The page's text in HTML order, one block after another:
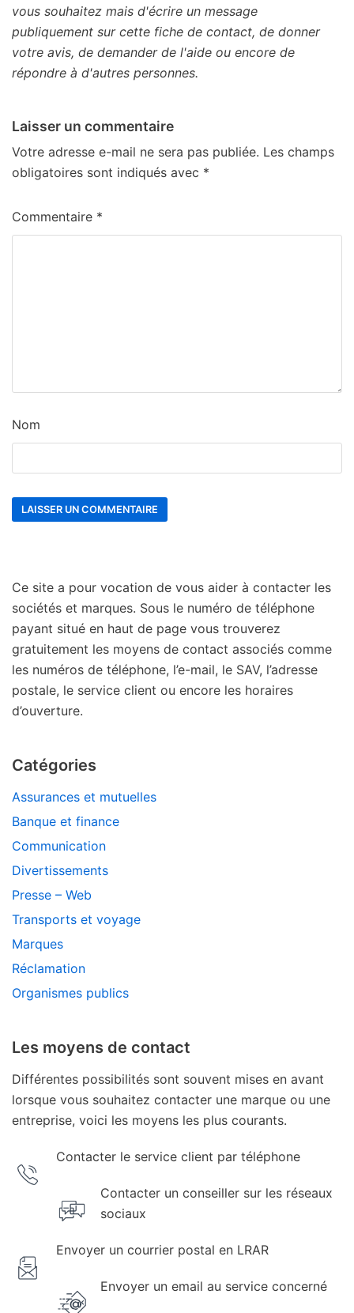
vous souhaitez mais d'écrire un message
publiquement sur cette fiche de contact, de donner
votre avis, de demander de l'aide ou encore de
répondre à d'autres personnes.
Laisser un commentaire
Votre adresse e-mail ne sera pas publiée. Les champs
obligatoires sont indiqués avec *
Commentaire *
Nom
Ce site a pour vocation de vous aider à contacter les
sociétés et marques. Sous le numéro de téléphone
payant situé en haut de page vous trouverez
gratuitement les moyens de contact associés comme
les numéros de téléphone, l’e-mail, le SAV, l’adresse
postale, le service client ou encore les horaires
d’ouverture.
Catégories
Assurances et mutuelles
Banque et finance
Communication
Divertissements
Presse – Web
Transports et voyage
Marques
Réclamation
Organismes publics
Les moyens de contact
Différentes possibilités sont souvent mises en avant
lorsque vous souhaitez contacter une marque ou une
entreprise, voici les moyens les plus courants.
Contacter le service client par téléphone
Contacter un conseiller sur les réseaux
sociaux
Envoyer un courrier postal en LRAR
Envoyer un email au service concerné